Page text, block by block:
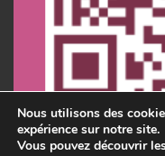
Nous utilisons des
expérience sur notre site.
Vous pouvez découvrir